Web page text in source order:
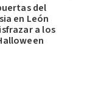
del
en León
a los